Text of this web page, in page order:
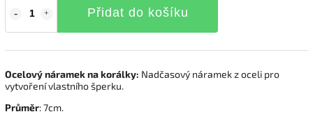
Přidat do košíku
Ocelový náramek na korálky: Nadčasový náramek z oceli pro
vytvoření vlastního šperku.
Průměr: 7cm.